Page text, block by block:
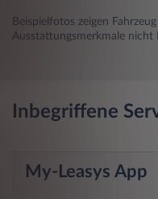
Beispielfotos zeigen
Ausstattungsmerkmale nicht
Inbegriffene
My-Leasys App